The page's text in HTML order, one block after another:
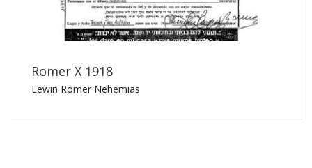
Romer X 1918
Lewin Romer Nehemias